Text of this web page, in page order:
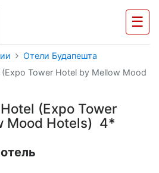
☰
Отели Будапешта
Tower Hotel by Mellow Mood
(Expo Tower
Mood Hotels) 4*